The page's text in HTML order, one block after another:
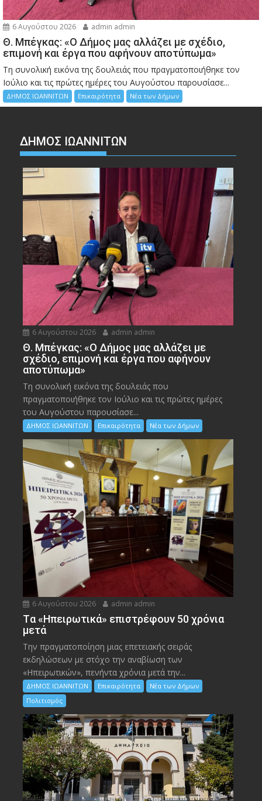
6 Αυγούστου 2026 admin admin
Θ. Μπέγκας: «Ο Δήμος μας αλλάζει με σχέδιο,
επιμονή και έργα που αφήνουν αποτύπωμα»
Τη συνολική εικόνα της δουλειάς που πραγματοποιήθηκε τον
Ιούλιο και τις πρώτες ημέρες του Αυγούστου παρουσίασε...
ΔΗΜΟΣ ΙΩΑΝΝΙΤΩΝ Επικαιρότητα Νέα των Δήμων
ΔΗΜΟΣ ΙΩΑΝΝΙΤΩΝ
6 Αυγούστου 2026 admin admin
Θ. Μπέγκας: «Ο Δήμος μας αλλάζει με
σχέδιο, επιμονή και έργα που αφήνουν
αποτύπωμα»
Τη συνολική εικόνα της δουλειάς που
πραγματοποιήθηκε τον Ιούλιο και τις πρώτες ημέρες
του Αυγούστου παρουσίασε...
ΔΗΜΟΣ ΙΩΑΝΝΙΤΩΝ Επικαιρότητα Νέα των Δήμων
6 Αυγούστου 2026 admin admin
Tα «Ηπειρωτικά» επιστρέφουν 50 χρόνια
μετά
Την πραγματοποίηση μιας επετειακής σειράς
εκδηλώσεων με στόχο την αναβίωση των
«Ηπειρωτικών», πενήντα χρόνια μετά την...
ΔΗΜΟΣ ΙΩΑΝΝΙΤΩΝ Επικαιρότητα
Νέα των Δήμων
Πολιτισμός